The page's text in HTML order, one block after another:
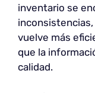
inventario se
vuelve más
que la
calidad.